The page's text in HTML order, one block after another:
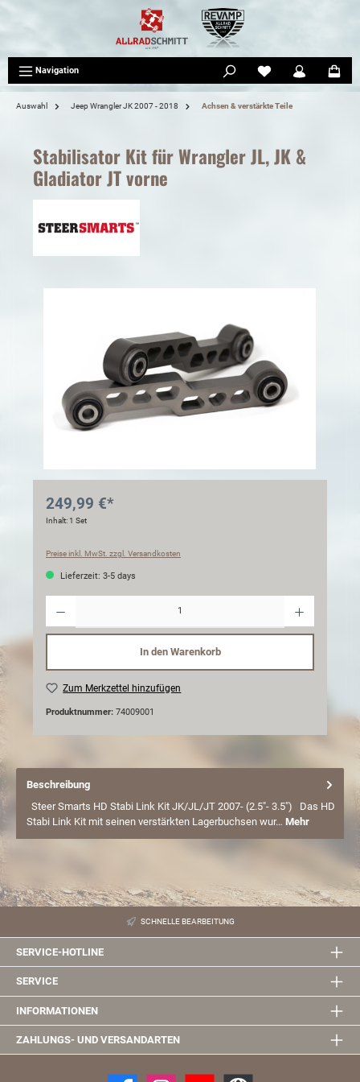
Navigation
Auswahl Jeep Wrangler JK 2007 - 2018 Achsen & verstärkte Teile
Stabilisator Kit für Wrangler JL, JK &
Gladiator JT vorne
249,99 €*
Inhalt:1 Set
Preise inkl. MwSt. zzgl. Versandkosten
Lieferzeit: 3-5 days
In den Warenkorb
Zum Merkzettel hinzufügen
Produktnummer: 74009001
Beschreibung
Steer Smarts HD Stabi Link Kit JK/JL/JT 2007- (2.5"- 3.5") Das HD
Stabi Link Kit mit seinen verstärkten Lagerbuchsen wur… Mehr
SCHNELLE BEARBEITUNG
SERVICE-HOTLINE
SERVICE
INFORMATIONEN
ZAHLUNGS- UND VERSANDARTEN